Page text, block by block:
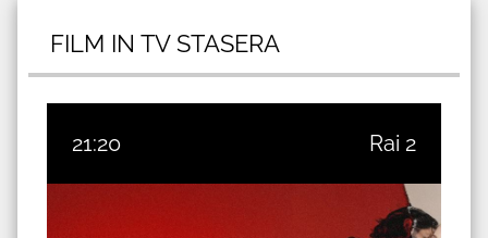
FILM IN TV STASERA
21:20 Rai 2